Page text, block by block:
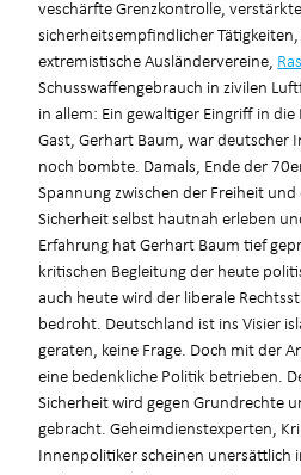
veschärfte Grenzkontrolle,
sicherheitsempfindlicher
extremistische Ausländervereine,
Schusswaffengebrauch in zivilen
in allem: Ein gewaltiger Eingriff in
Gast, Gerhart Baum, war deutscher
noch bombte. Damals, Ende der
Spannung zwischen der Freiheit
Sicherheit selbst hautnah erleben
Erfahrung hat Gerhart Baum tief
kritischen Begleitung der heute
auch heute wird der liberale
bedroht. Deutschland ist ins Visier
geraten, keine Frage. Doch mit der
eine bedenkliche Politik betrieben.
Sicherheit wird gegen Grundrechte
gebracht. Geheimdienstexperten,
Innenpolitiker scheinen unersättlich